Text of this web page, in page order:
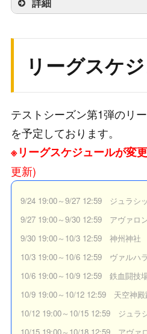
リーグスケ
テストシーズン第1弾のリ
を予定しております。
※リーグスケジュールが変
更新)
9/24 19:00～9/27 12:59 ジュラシ
9/27 19:00～9/30 12:59 アヴァロ
9/30 19:00～10/3 12:59 神州神社
10/3 19:00～10/6 12:59 ヴァルハ
10/6 19:00～10/9 12:59 鉄血闘技
10/9 19:00～10/12 12:59 天空神殿
10/12 19:00～10/15 12:59 ジュラ